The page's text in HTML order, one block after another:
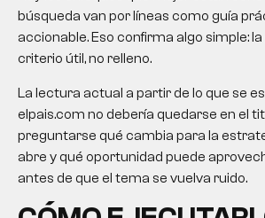
búsqueda van por líneas como guía
accionable. Eso confirma algo simple:
criterio útil, no relleno.
La lectura actual a partir de lo que se
elpais.com no debería quedarse en el
preguntarse qué cambia para la
abre y qué oportunidad puede
antes de que el tema se vuelva ruido.